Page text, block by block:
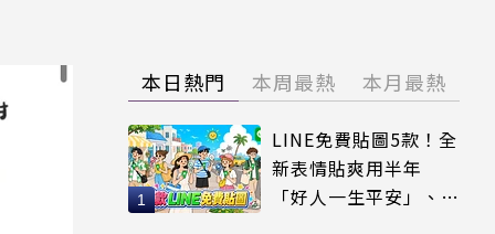
本日熱門 本周最熱 本月最熱
LINE免費貼圖5款！全
新表情貼爽用半年
「好人一生平安」、